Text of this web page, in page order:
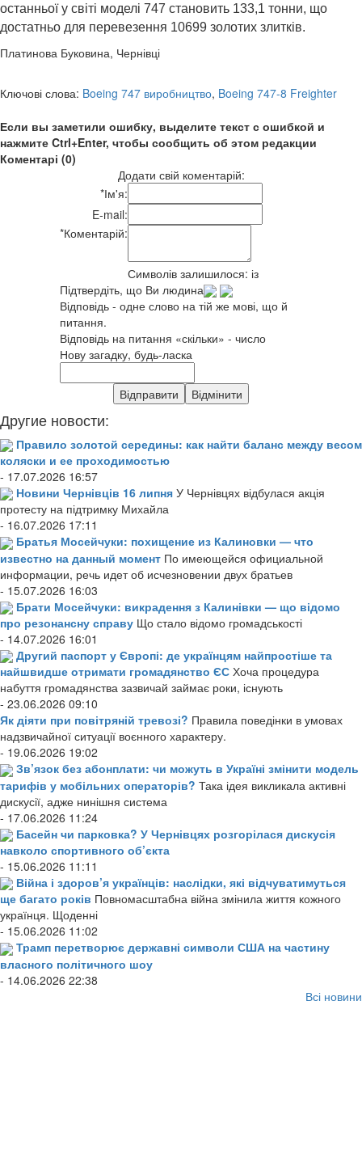
останньої у світі моделі 747 становить 133,1 тонни, що
достатньо для перевезення 10699 золотих злитків.
Платинова Буковина, Чернівці
Ключові слова: Boeing 747 виробництво, Boeing 747-8 Freighter
Если вы заметили ошибку, выделите текст с ошибкой и
нажмите Ctrl+Enter, чтобы сообщить об этом редакции
Коментарі (0)
Додати свій коментарій:
*Ім'я:
E-mail:
*Коментарій:
Символів залишилося: із
Підтвердіть, що Ви людина
Відповідь - одне слово на тій же мові, що й
питання.
Відповідь на питання «скільки» - число
Нову загадку, будь-ласка
Другие новости:
Правило золотой середины: как найти баланс между весом
коляски и ее проходимостью
- 17.07.2026 16:57
Новини Чернівців 16 липня У Чернівцях відбулася акція
протесту на підтримку Михайла
- 16.07.2026 17:11
Братья Мосейчуки: похищение из Калиновки — что
известно на данный момент По имеющейся официальной
информации, речь идет об исчезновении двух братьев
- 15.07.2026 16:03
Брати Мосейчуки: викрадення з Калинівки — що відомо
про резонансну справу Що стало відомо громадськості
- 14.07.2026 16:01
Другий паспорт у Європі: де українцям найпростіше та
найшвидше отримати громадянство ЄС Хоча процедура
набуття громадянства зазвичай займає роки, існують
- 23.06.2026 09:10
Як діяти при повітряній тревозі? Правила поведінки в умовах
надзвичайної ситуації воєнного характеру.
- 19.06.2026 19:02
Зв’язок без абонплати: чи можуть в Україні змінити модель
тарифів у мобільних операторів? Така ідея викликала активні
дискусії, адже нинішня система
- 17.06.2026 11:24
Басейн чи парковка? У Чернівцях розгорілася дискусія
навколо спортивного об’єкта
- 15.06.2026 11:11
Війна і здоров’я українців: наслідки, які відчуватимуться
ще багато років Повномасштабна війна змінила життя кожного
українця. Щоденні
- 15.06.2026 11:02
Трамп перетворює державні символи США на частину
власного політичного шоу
- 14.06.2026 22:38
Всі новини